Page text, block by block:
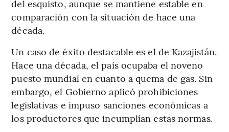
del esquisto, aunque se mantiene estable en
comparación con la situación de hace una
década.
Un caso de éxito destacable es el de Kazajistán.
Hace una década, el país ocupaba el noveno
puesto mundial en cuanto a quema de gas. Sin
embargo, el Gobierno aplicó prohibiciones
legislativas e impuso sanciones económicas a
los productores que incumplían estas normas.